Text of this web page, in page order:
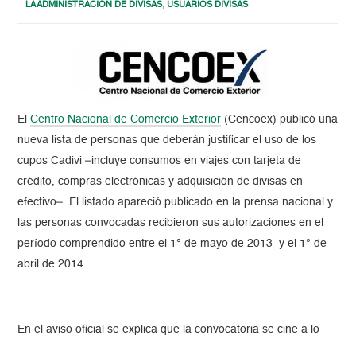
LA ADMINISTRACIÓN DE DIVISAS,USUARIOS DIVISAS
ElCentro Nacional de Comercio Exterior (Cencoex) publicó una
nueva lista de personas que deberán justificar el uso de los
cupos Cadivi –incluye consumos en viajes con tarjeta de
crédito, compras electrónicas y adquisición de divisas en
efectivo–. El listado apareció publicado en la prensa nacional y
las personas convocadas recibieron sus autorizaciones en el
período comprendido entre el 1° de mayo de 2013 y el 1° de
abril de 2014.
En el aviso oficial se explica que la convocatoria se ciñe a lo